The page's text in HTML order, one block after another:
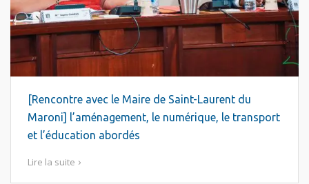
[Rencontre avec le Maire de Saint-Laurent du
Maroni] l’aménagement, le numérique, le transport
et l’éducation abordés
Lire la suite